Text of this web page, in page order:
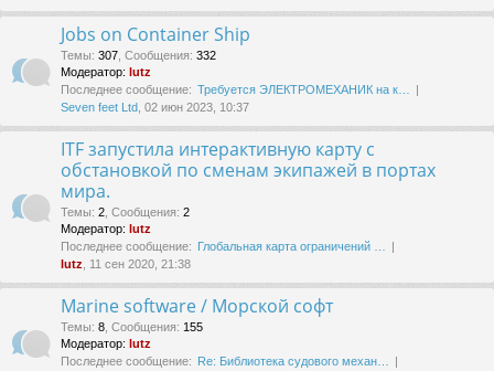
Jobs on Container Ship
Темы: 307 Сообщения: 332
Модератор: lutz
Последнее сообщение: Требуется ЭЛЕКТРОМЕХАНИК на к…
Seven feet Ltd , 02 июн 2023, 10:37
ITF запустила интерактивную карту с
обстановкой по сменам экипажей в портах
мира.
Темы: 2 Сообщения: 2
Модератор: lutz
Последнее сообщение: Глобальная карта ограничений …
lutz , 11 сен 2020, 21:38
Marine software / Морской софт
Темы: 8 Сообщения: 155
Модератор: lutz
Последнее сообщение: Re: Библиотека судового механ…